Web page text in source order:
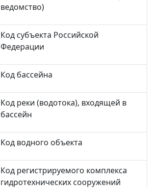
ведомство)
Код субъекта Российской
Федерации
Код бассейна
Код реки (водотока), входящей в
бассейн
Код водного объекта
Код регистрируемого комплекса
гидротехнических сооружений